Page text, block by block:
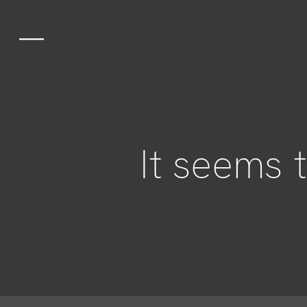
Erlebnisse
Gruppen
It seems